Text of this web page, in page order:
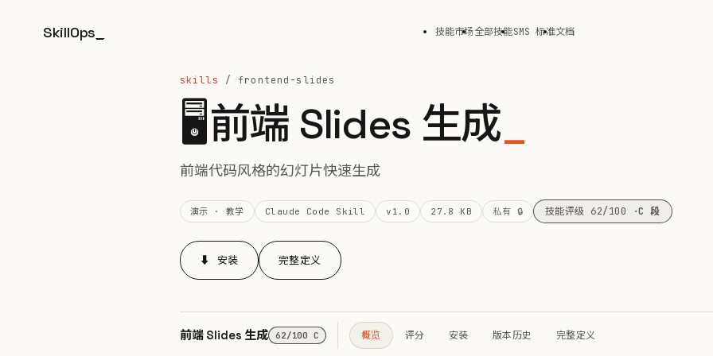
SkillOps 技能市场全部技能SMS 标准文档
skills / frontend-slides
🖥️前端 Slides 生成
前端代码风格的幻灯片快速生成
演示 · 教学 Claude Code Skill v1.0 27.8 KB 私有 🔒 技能评级 62/100 ·C 段
⬇ 安装 完整定义
前端 Slides 生成 62/100 C 概览 评分 安装 版本历史 完整定义